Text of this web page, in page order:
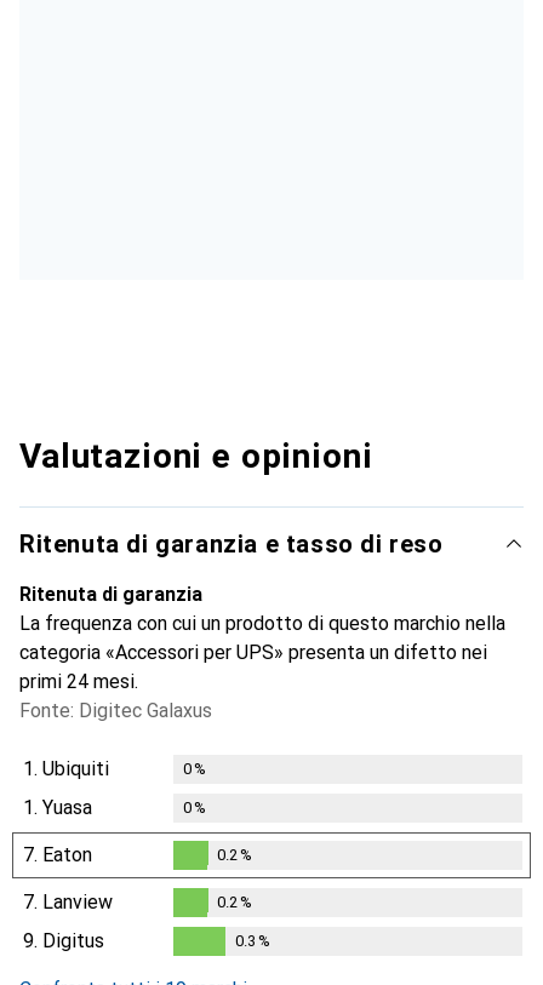
Valutazioni e opinioni
Ritenuta di garanzia e tasso di reso
Ritenuta di garanzia
La frequenza con cui un prodotto di questo marchio nella
categoria «Accessori per UPS» presenta un difetto nei
primi 24 mesi.
Fonte: Digitec Galaxus
1. Ubiquiti 0%
1. Yuasa 0%
7. Eaton
0.2%
0.2 %
7. Lanview
0.2%
0.2 %
9. Digitus 0.3 %